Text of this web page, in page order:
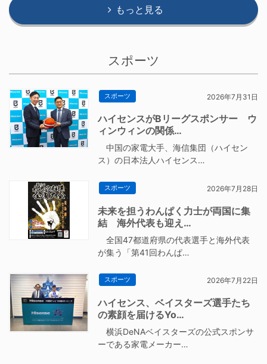
もっと見る
スポーツ
スポーツ 2026年7月31日
ハイセンスがBリーグスポンサー ウ
ィンウィンの関係…
中国の家電大手、海信集団（ハイセン
ス）の日本法人ハイセンス…
スポーツ 2026年7月28日
未来を担うわんぱく力士が両国に集
結 海外代表も迎え…
全国47都道府県の代表選手と海外代表
が集う「第41回わんぱ…
スポーツ 2026年7月22日
ハイセンス、ベイスターズ選手たち
の素顔を届けるYo…
横浜DeNAベイスターズの公式スポンサ
ーである家電メーカー…